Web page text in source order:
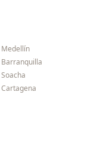
Medellín
Barranquilla
Soacha
Cartagena